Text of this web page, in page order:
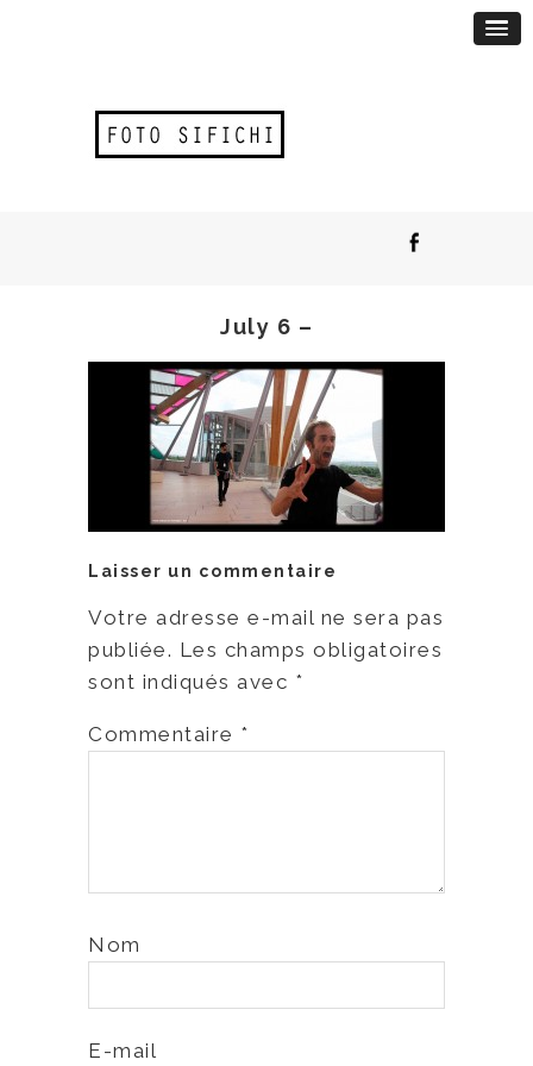
July 6 –
Laisser un commentaire
Votre adresse e-mail ne sera pas
publiée. Les champs obligatoires
sont indiqués avec *
Commentaire *
Nom
E-mail